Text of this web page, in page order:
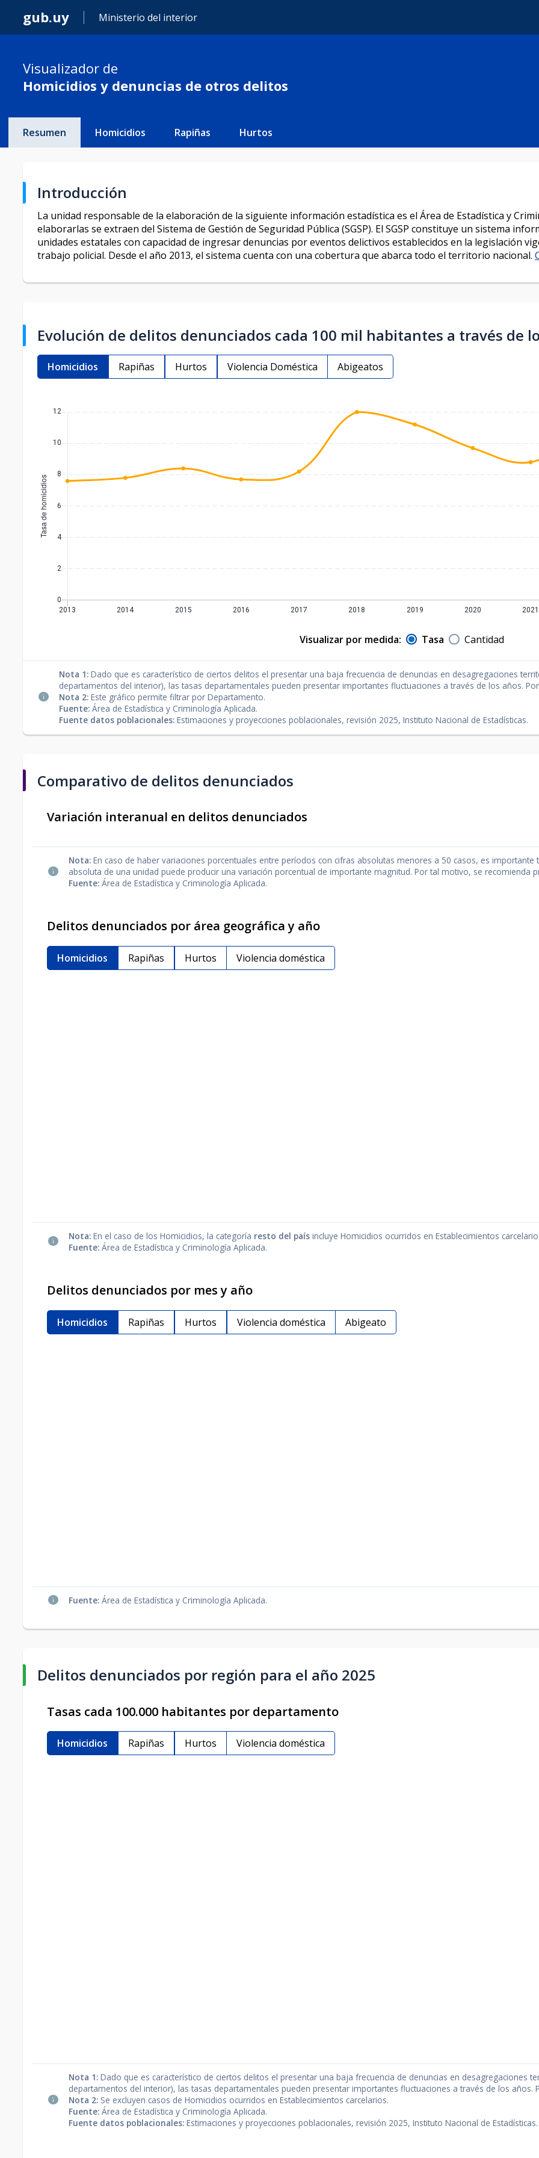
gub.uy Ministerio del interior
Visualizador de
Homicidios y denuncias de otros delitos
Resumen Homicidios Rapiñas Hurtos
Introducción
La unidad responsable de la elaboración de la siguiente información estadística es el Área de Estadística y
elaborarlas se extraen del Sistema de Gestión de Seguridad Pública (SGSP). El SGSP constituye un sistema
unidades estatales con capacidad de ingresar denuncias por eventos delictivos establecidos en la legislación
trabajo policial. Desde el año 2013, el sistema cuenta con una cobertura que abarca todo el territorio nacional.
Evolución de delitos denunciados cada 100 mil habitantes a través de
Homicidios Rapiñas Hurtos Violencia Doméstica Abigeatos
Visualizar por medida: Tasa Cantidad
Nota 1: Dado que es característico de ciertos delitos el presentar una baja frecuencia de denuncias en desagregaciones
departamentos del interior), las tasas departamentales pueden presentar importantes fluctuaciones a través de los años.
Nota 2: Este gráfico permite filtrar por Departamento.
Fuente: Área de Estadística y Criminología Aplicada.
Fuente datos poblacionales: Estimaciones y proyecciones poblacionales, revisión 2025, Instituto Nacional de Estadísticas.
Comparativo de delitos denunciados
Variación interanual en delitos denunciados
Nota: En caso de haber variaciones porcentuales entre períodos con cifras absolutas menores a 50 casos, es
absoluta de una unidad puede producir una variación porcentual de importante magnitud. Por tal motivo, se recomienda
Fuente: Área de Estadística y Criminología Aplicada.
Delitos denunciados por área geográfica y año
Homicidios Rapiñas Hurtos Violencia doméstica
Nota: En el caso de los Homicidios, la categoría resto del país incluye Homicidios ocurridos en Establecimientos
Fuente: Área de Estadística y Criminología Aplicada.
Delitos denunciados por mes y año
Homicidios Rapiñas Hurtos Violencia doméstica Abigeato
Fuente: Área de Estadística y Criminología Aplicada.
Delitos denunciados por región para el año 2025
Tasas cada 100.000 habitantes por departamento
Homicidios Rapiñas Hurtos Violencia doméstica
Nota 1: Dado que es característico de ciertos delitos el presentar una baja frecuencia de denuncias en desagregaciones
departamentos del interior), las tasas departamentales pueden presentar importantes fluctuaciones a través de los años.
Nota 2: Se excluyen casos de Homicidios ocurridos en Establecimientos carcelarios.
Fuente: Área de Estadística y Criminología Aplicada.
Fuente datos poblacionales: Estimaciones y proyecciones poblacionales, revisión 2025, Instituto Nacional de Estadísticas.